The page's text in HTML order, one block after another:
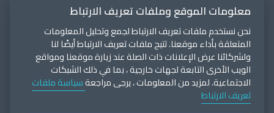
الموردون
بوابة العملاء
اتصل بنا
معلومات الموقع وملفات تعريف الارتباط
نحن نستخدم ملفات تعريف الارتباط لجمع وتحليل المعلومات
المتعلقة بأداء موقعنا. تتيح ملفات تعريف الارتباط أيضًا لنا
ولشركائنا عرض الإعلانات ذات الصلة عند زيارة موقعنا ومواقع
الويب الأخرى التابعة لجهات خارجية ، بما في ذلك الشبكات
الاجتماعية. لمزيد من المعلومات ، يرجى مراجعةسياسة ملفات
تعريف الارتباط